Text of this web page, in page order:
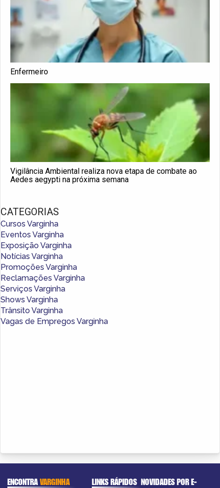
Enfermeiro
Vigilância Ambiental realiza nova etapa de combate ao
Aedes aegypti na próxima semana
CATEGORIAS
Cursos Varginha
Eventos Varginha
Exposição Varginha
Notícias Varginha
Promoções Varginha
Reclamações Varginha
Serviços Varginha
Shows Varginha
Trânsito Varginha
Vagas de Empregos Varginha
ENCONTRAVARGINHA LINKS RÁPIDOS NOVIDADES POR E-